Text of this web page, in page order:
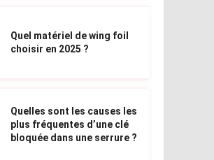
Quel matériel de wing foil
choisir en 2025 ?
Quelles sont les causes les
plus fréquentes d’une clé
bloquée dans une serrure ?